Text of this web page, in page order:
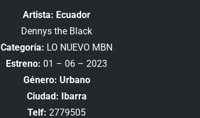
Artista: Ecuador
Dennys the Black
Categoría: LO NUEVO MBN
Estreno: 01 – 06 – 2023
Género: Urbano
Ciudad: Ibarra
Telf: 2779505